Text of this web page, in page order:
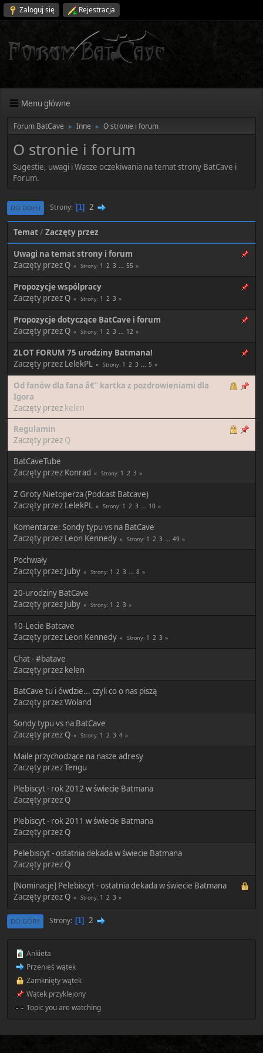
Zaloguj się Rejestracja
Menu główne
Forum BatCave ► Inne ► O stronie i forum
O stronie i forum
Sugestie, uwagi i Wasze oczekiwania na temat strony BatCave i
Forum.
DO DOŁU Strony 1 2
Temat / Zaczęty przez
Uwagi na temat strony i forum
Zaczęty przez Q Strony 1 2 3 ... 55
Propozycje wspólpracy
Zaczęty przez Q Strony 1 2 3
Propozycje dotyczące BatCave i forum
Zaczęty przez Q Strony 1 2 3 ... 12
ZLOT FORUM 75 urodziny Batmana!
Zaczęty przez LelekPL Strony 1 2 3 ... 5
Od fanów dla fana â€“ kartka z pozdrowieniami dla
Igora
Zaczęty przez kelen
Regulamin
Zaczęty przez Q
BatCaveTube
Zaczęty przez Konrad Strony 1 2 3
Z Groty Nietoperza (Podcast Batcave)
Zaczęty przez LelekPL Strony 1 2 3 ... 10
Komentarze: Sondy typu vs na BatCave
Zaczęty przez Leon Kennedy Strony 1 2 3 ... 49
Pochwały
Zaczęty przez Juby Strony 1 2 3 ... 8
20-urodziny BatCave
Zaczęty przez Juby Strony 1 2 3
10-Lecie Batcave
Zaczęty przez Leon Kennedy Strony 1 2 3
Chat - #batave
Zaczęty przez kelen
BatCave tu i ówdzie... czyli co o nas piszą
Zaczęty przezWoland
Sondy typu vs na BatCave
Zaczęty przez Q Strony 1 2 3 4
Maile przychodzące na nasze adresy
Zaczęty przezTengu
Plebiscyt - rok 2012 w świecie Batmana
Zaczęty przez Q
Plebiscyt - rok 2011 w świecie Batmana
Zaczęty przez Q
Pelebiscyt - ostatnia dekada w świecie Batmana
Zaczęty przez Q
[Nominacje] Pelebiscyt - ostatnia dekada w świecie Batmana
Zaczęty przez Q Strony 1 2 3
DO GÓRY Strony 1 2
Ankieta
Przenieś wątek
Zamknięty wątek
Wątek przyklejony
Topic you are watching